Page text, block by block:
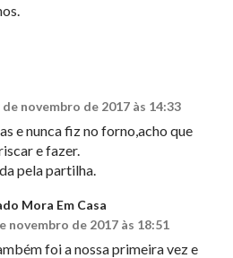
de novembro de 2017 às 14:33
e nunca fiz no forno,acho que
e fazer.
pela partilha.
Mora Em Casa
novembro de 2017 às 18:51
foi a nossa primeira vez e